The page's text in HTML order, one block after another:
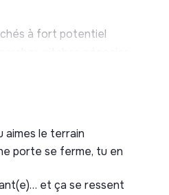
à fort potentiel
et pro (ils doivent
travailler avec l’équipe
magasin (visibilité,
aimes le terrain
porte se ferme, tu en
et ça se ressent